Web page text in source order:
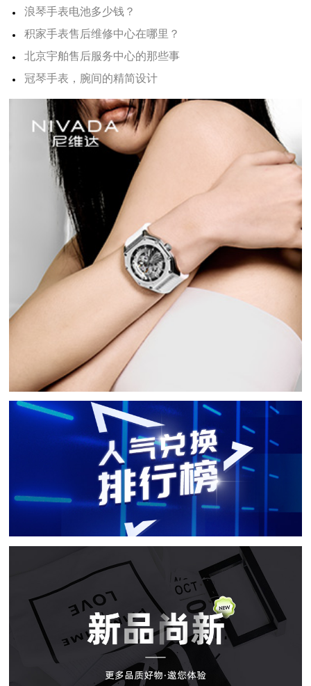
浪琴手表电池多少钱？
积家手表售后维修中心在哪里？
北京宇舶售后服务中心的那些事
冠琴手表，腕间的精简设计